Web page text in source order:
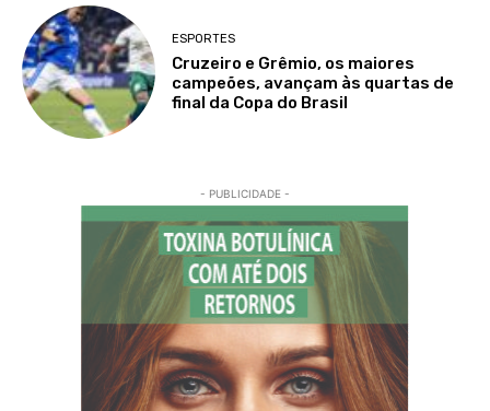
ESPORTES
Cruzeiro e Grêmio, os maiores
campeões, avançam às quartas de
final da Copa do Brasil
- PUBLICIDADE -